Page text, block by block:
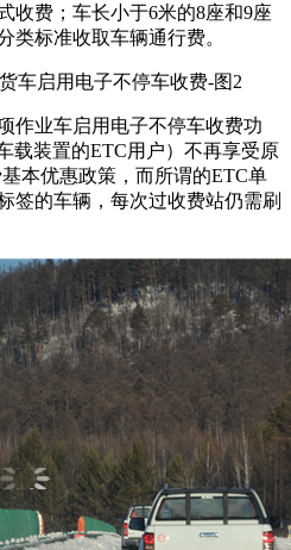
收费；车长小于6米的8座和9座
类标准收取车辆通行费。
作业车启用电子不停车收费功
载装置的ETC用户）不再享受原
本优惠政策，而所谓的ETC单
签的车辆，每次过收费站仍需刷